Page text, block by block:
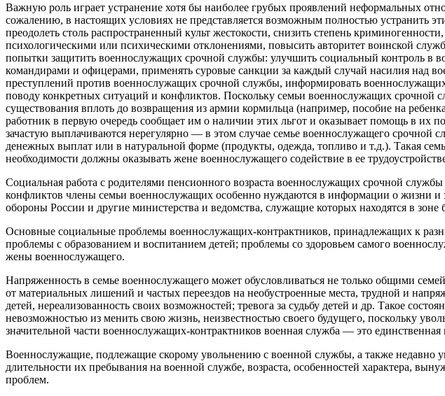
Важную роль играет устранение хотя бы наиболее грубых проявлений неформальных
сожалению, в настоящих условиях не представляется возможным полностью устранить
преодолеть столь распространенный культ жестокости, снизить степень
психологическими или психическими отклонениями, повысить авторитет воинской
попытки защитить военнослужащих срочной службы: улучшить социальный контроль в
командирами и офицерами, применять суровые санкции за каждый случай насилия над
преступлений против военнослужащих срочной службы, информировать
поводу конкретных ситуаций и конфликтов. Поскольку семьи военнослужащих срочной
существования вплоть до возвращения из армии кормильца (например, пособие на
работник в первую очередь сообщает им о наличии этих льгот и оказывает помощь в их
зачастую выплачиваются нерегулярно — в этом случае семье военнослужащего срочной
денежных выплат или в натуральной форме (продукты, одежда, топливо и т.д.). Такая
необходимости должны оказывать жене военнослужащего содействие в ее
Социальная работа с родителями пенсионного возраста военнослужащих срочной
конфликтов члены семьи военнослужащих особенно нуждаются в информации о жизни и
обороны России и другие министерства и ведомства, служащие которых находятся в
Основные социальные проблемы военнослужащих-контрактников, принадлежащих к
проблемы с образованием и воспитанием детей; проблемы со здоровьем самого
жены военнослужащего.
Напряженность в семье военнослужащего может обусловливаться не только общими
от материальных лишений и частых переездов на необустроенные места, трудной и
детей, нереализованность своих возможностей; тревога за судьбу детей и др. Такое
невозможностью из менить свою жизнь, неизвестностью своего будущего, поскольку
значительной части военнослужащих-контрактников военная служба — это
Военнослужащие, подлежащие скорому увольнению с военной службы, а также недавно
длительности их пребывания на военной службе, возраста, особенностей характера,
проблем.